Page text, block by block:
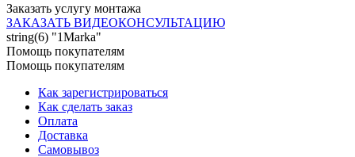
Заказать услугу монтажа
ЗАКАЗАТЬ ВИДЕОКОНСУЛЬТАЦИЮ
string(6) "1Marka"
Помощь покупателям
Помощь покупателям
Как зарегистрироваться
Как сделать заказ
Оплата
Доставка
Самовывоз